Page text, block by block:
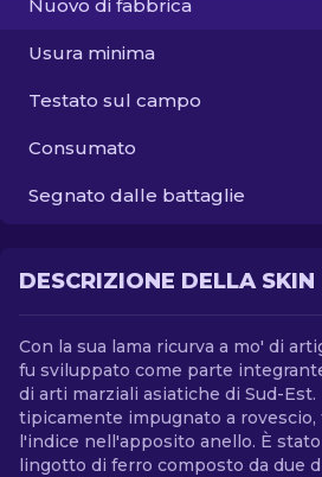
Nuovo di fabbrica
Usura minima
Testato sul campo
Consumato
Segnato dalle battaglie
DESCRIZIONE DELLA SKIN
Con la sua lama ricurva a mo' di
fu sviluppato come parte
di arti marziali asiatiche di Sud-
tipicamente impugnato a rovescio,
l'indice nell'apposito anello. È
lingotto di ferro composto da due